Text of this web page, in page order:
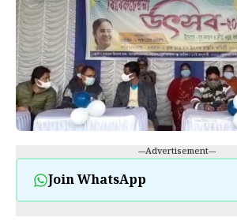
---Advertisement---
Join WhatsApp